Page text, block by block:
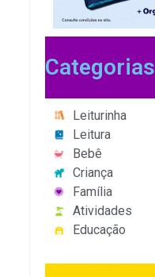
Categorias
Leiturinha
Leitura
Bebê
Criança
Família
Atividades
Educação